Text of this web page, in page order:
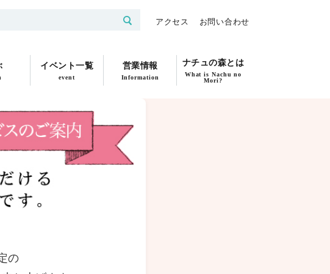
アクセス お問い合わせ
イベント一覧
event
営業情報
Information
ナチュの森とは
What is Nachu no
Mori?
の